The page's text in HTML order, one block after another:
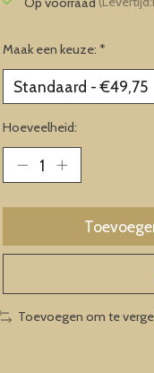
Maak een keuze: *
Hoeveelheid:
Toevoegen om te